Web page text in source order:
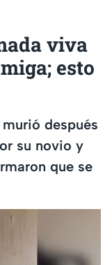
viva
esto
después
su novio y
que se